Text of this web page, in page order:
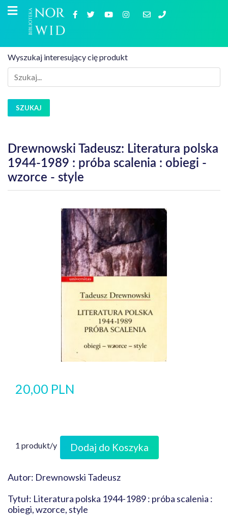
Wyszukaj interesujący cię produkt
SZUKAJ
Drewnowski Tadeusz: Literatura polska
1944-1989 : próba scalenia : obiegi -
wzorce - style
20,00 PLN
1 produkt/y Dodaj do Koszyka
Autor: Drewnowski Tadeusz
Tytuł: Literatura polska 1944-1989 : próba scalenia :
obiegi, wzorce, style